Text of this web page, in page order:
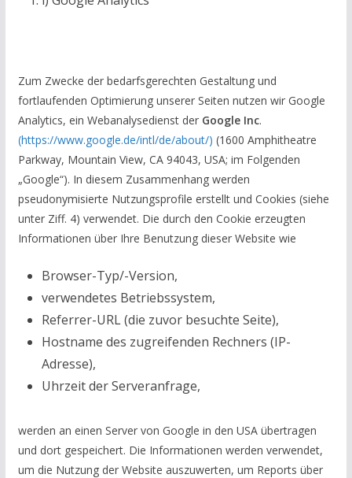
Zum Zwecke der bedarfsgerechten Gestaltung und
fortlaufenden Optimierung unserer Seiten nutzen wir Google
Analytics, ein Webanalysedienst der Google Inc.
(https://www.google.de/intl/de/about/) (1600 Amphitheatre
Parkway, Mountain View, CA 94043, USA; im Folgenden
„Google“). In diesem Zusammenhang werden
pseudonymisierte Nutzungsprofile erstellt und Cookies (siehe
unter Ziff. 4) verwendet. Die durch den Cookie erzeugten
Informationen über Ihre Benutzung dieser Website wie
Browser-Typ/-Version,
verwendetes Betriebssystem,
Referrer-URL (die zuvor besuchte Seite),
Hostname des zugreifenden Rechners (IP-
Adresse),
Uhrzeit der Serveranfrage,
werden an einen Server von Google in den USA übertragen
und dort gespeichert. Die Informationen werden verwendet,
um die Nutzung der Website auszuwerten, um Reports über